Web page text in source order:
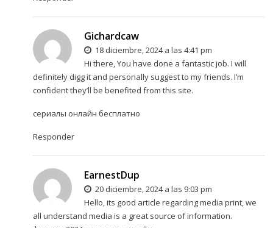
Gichardcaw
18 diciembre, 2024 a las 4:41 pm
Hi there, You have done a fantastic job. I will
definitely digg it and personally suggest to my friends. I’m
confident they’ll be benefited from this site.
сериалы онлайн бесплатно
Responder
EarnestDup
20 diciembre, 2024 a las 9:03 pm
Hello, its good article regarding media print, we
all understand media is a great source of information.